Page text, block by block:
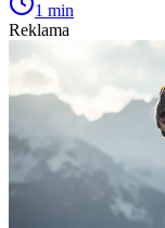
1 min
Reklama